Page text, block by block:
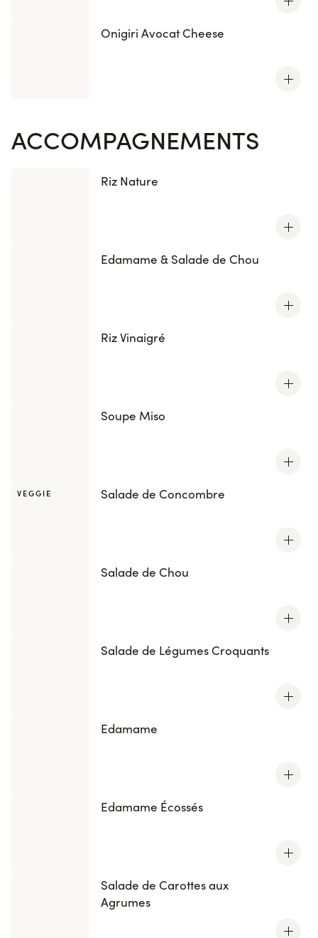
Onigiri Avocat Cheese
ACCOMPAGNEMENTS
Riz Nature
Edamame & Salade de Chou
Riz Vinaigré
Soupe Miso
VEGGIE Salade de Concombre
Salade de Chou
Salade de Légumes Croquants
Edamame
Edamame Écossés
Salade de Carottes aux
Agrumes